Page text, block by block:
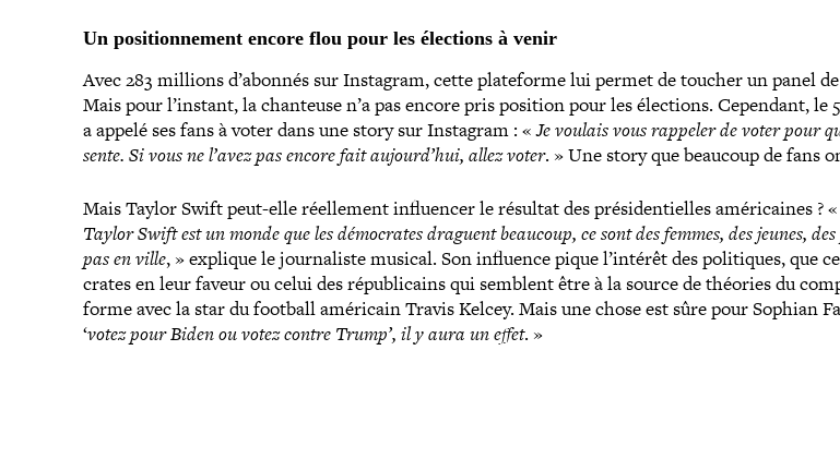
Un posi­tion­ne­ment encore flou pour les élections à venir
Avec 283 millions d’abonnés sur Instagram, cette pla­te­forme lui permet de toucher un panel
Mais pour l’instant, la chanteuse n’a pas encore pris position pour les élections. Cependant, le
a appelé ses fans à voter dans une story sur Instagram : «Je voulais vous rappeler de voter pour
sente. Si vous ne l’avez pas encore fait aujourd’hui, allez voter. » Une story que beaucoup de fans
Mais Taylor Swift peut-​elle réel­le­ment influen­cer le résultat des pré­si­den­tielles amé­ri­caines ?«
Taylor Swift est un monde que les démo­crates draguent beaucoup, ce sont des femmes, des jeunes,
pas en ville, » explique le jour­na­liste musical. Son influence pique l’intérêt des poli­tiques, que
crates en leur faveur ou celui des répu­bli­cains qui semblent être à la source de théories du
forme avec la star du football américain Travis Kelcey. Mais une chose est sûre pour Sophian
‘votez pour Biden ou votez contre Trump’, il y aura un effet. »